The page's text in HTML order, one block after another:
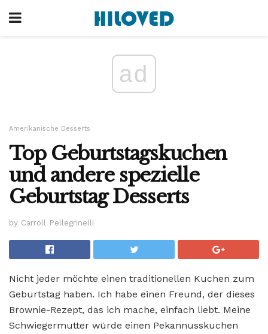
ad
Amerikanische Desserts
Top Geburtstagskuchen
und andere spezielle
Geburtstag Desserts
by Carroll Pellegrinelli
Nicht jeder möchte einen traditionellen Kuchen zum
Geburtstag haben. Ich habe einen Freund, der dieses
Brownie-Rezept, das ich mache, einfach liebt. Meine
Schwiegermutter würde einen Pekannusskuchen